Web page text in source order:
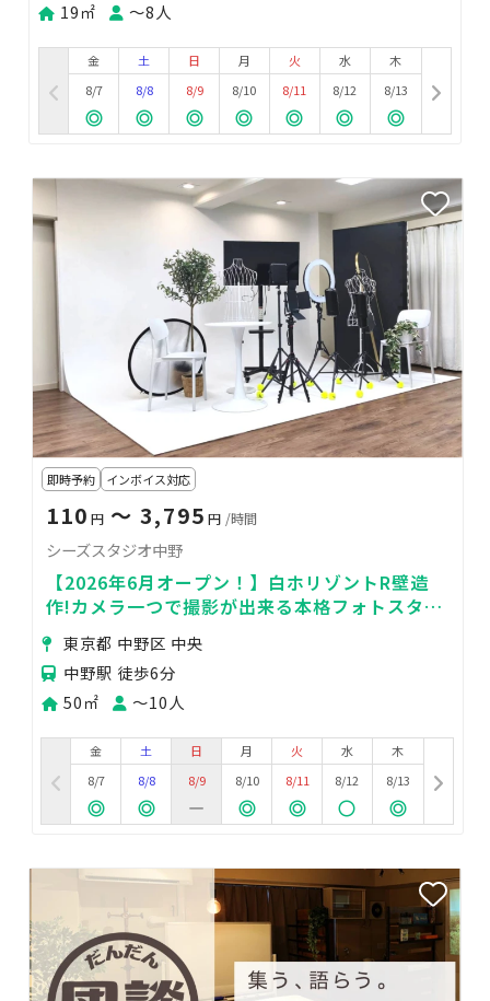
19㎡ 〜8人
金
8/7
土
8/8
日
8/9
月
8/10
火
8/11
水
8/12
木
8/13
即時予約 インボイス対応
110 円〜 3,795 円 /時間
シーズスタジオ中野
【2026年6月オープン！】白ホリゾントR壁造
作!カメラ一つで撮影が出来る本格フォトスタジ
オ 東京都 中野区 中央
中野駅 徒歩6分
50㎡
〜10人
金
8/7
土
8/8
日
8/9
月
8/10
火
8/11
水
8/12
木
8/13